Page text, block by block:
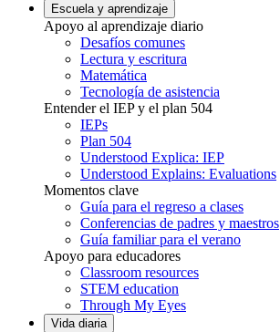
Escuela y aprendizaje
Apoyo al aprendizaje diario
Desafíos comunes
Lectura y escritura
Matemática
Tecnología de asistencia
Entender el IEP y el plan 504
IEPs
Plan 504
Understood Explica: IEP
Understood Explains: Evaluations
Momentos clave
Guía para el regreso a clases
Conferencias de padres y maestros
Guía familiar para el verano
Apoyo para educadores
Classroom resources
STEM education
Through My Eyes
Vida diaria